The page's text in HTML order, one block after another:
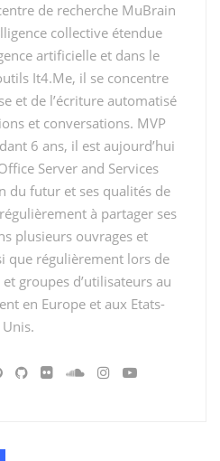
différente.
à l’IA :
je pourrais faire ce
Va faire le travail.
»
basculement.
comme une capacité
long, multi-étapes, dans
365, notamment via le
ce que l’utilisateur
de recherche MuBrain
collective étendue
artificielle et dans le
It4.Me, il se concentre
et de l’écriture automatisé
et conversations. MVP
6 ans, il est aujourd’hui
Server and Services
du futur et ses qualités de
à partager ses
plusieurs ouvrages et
que régulièrement lors de
groupes d’utilisateurs au
en Europe et aux Etats-
Unis.